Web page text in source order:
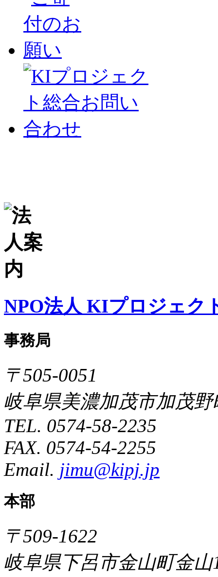
NPO法人 KIプロジェク
事務局
〒505-0051
岐阜県美濃加茂市加茂野
TEL. 0574-58-2235
FAX. 0574-54-2255
Email. jimu@kipj.jp
本部
〒509-1622
岐阜県下呂市金山町金山